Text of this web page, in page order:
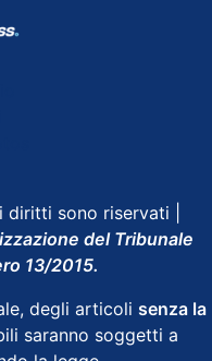
sono riservati |
del Tribunale
13/2015.
degli articoli senza la
saranno soggetti a